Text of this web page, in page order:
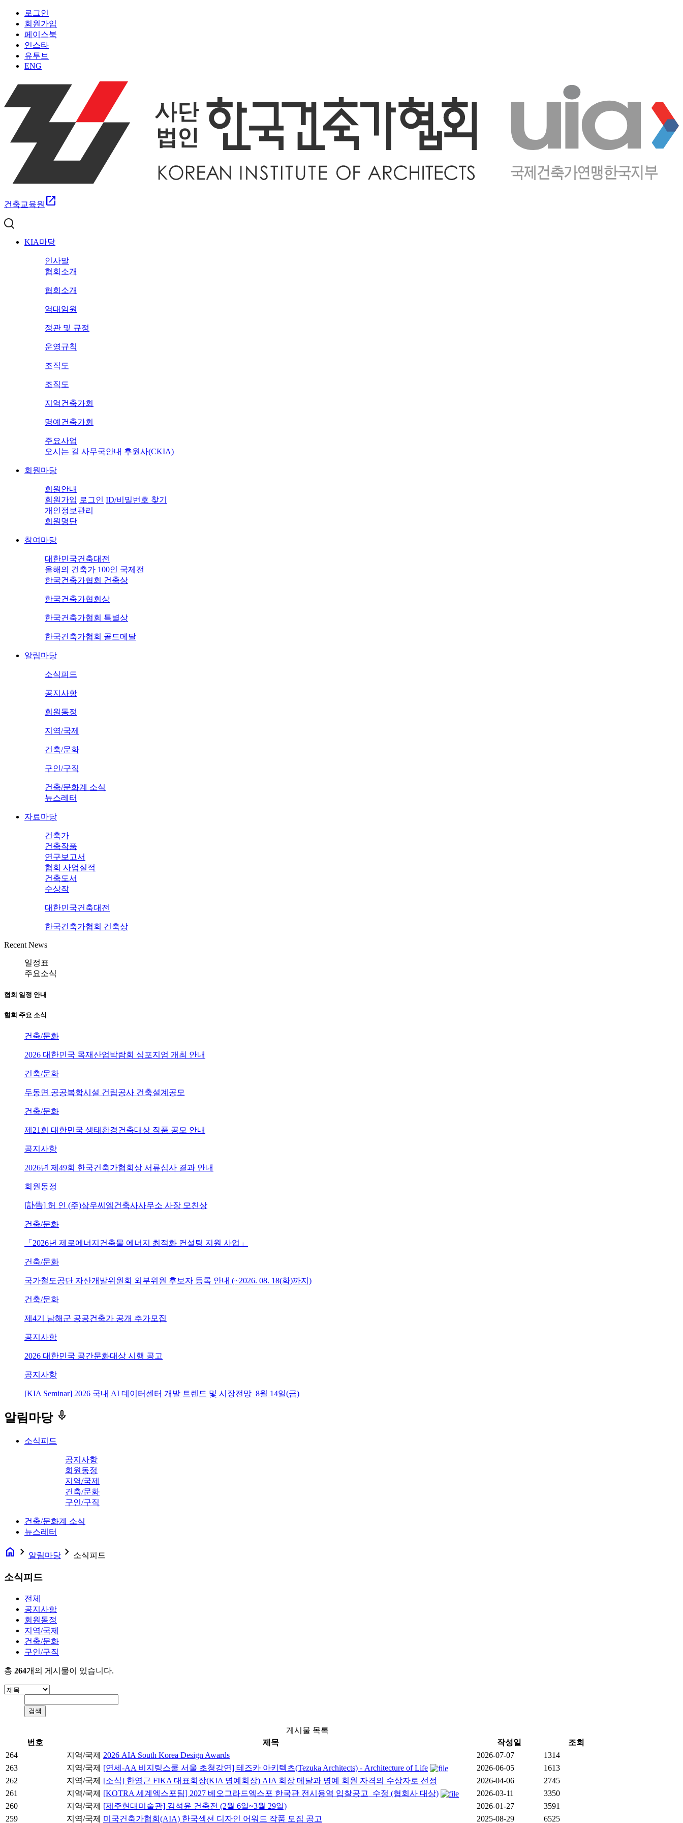
로그인
회원가입
페이스북
인스타
유투브
ENG
건축교육원 open_in_new
KIA마당
인사말
협회소개
협회소개
역대임원
정관 및 규정
운영규칙
조직도
조직도
지역건축가회
명예건축가회
주요사업
오시는 길 사무국안내 후원사(CKIA)
회원마당
회원안내
회원가입 로그인 ID/비밀번호 찾기
개인정보관리
회원명단
참여마당
대한민국건축대전
올해의 건축가 100인 국제전
한국건축가협회 건축상
한국건축가협회상
한국건축가협회 특별상
한국건축가협회 골드메달
알림마당
소식피드
공지사항
회원동정
지역/국제
건축/문화
구인/구직
건축/문화계 소식
뉴스레터
자료마당
건축가
건축작품
연구보고서
협회 사업실적
건축도서
수상작
대한민국건축대전
한국건축가협회 건축상
Recent News
일정표
주요소식
협회 일정 안내
협회 주요 소식
건축/문화
2026 대한민국 목재산업박람회 심포지엄 개최 안내
건축/문화
두동면 공공복합시설 건립공사 건축설계공모
건축/문화
제21회 대한민국 생태환경건축대상 작품 공모 안내
공지사항
2026년 제49회 한국건축가협회상 서류심사 결과 안내
회원동정
[訃告] 허 인 (주)삼우씨엠건축사사무소 사장 모친상
건축/문화
「2026년 제로에너지건축물 에너지 최적화 컨설팅 지원 사업」
건축/문화
국가철도공단 자산개발위원회 외부위원 후보자 등록 안내 (~2026. 08. 18(화)까지)
건축/문화
제4기 남해군 공공건축가 공개 추가모집
공지사항
2026 대한민국 공간문화대상 시행 공고
공지사항
[KIA Seminar] 2026 국내 AI 데이터센터 개발 트렌드 및 시장전망_8월 14일(금)
알림마당 keyboard_voice
소식피드
공지사항
회원동정
지역/국제
건축/문화
구인/구직
건축/문화계 소식
뉴스레터
home navigate_next 알림마당 navigate_next 소식피드
소식피드
전체
공지사항
회원동정
지역/국제
건축/문화
구인/구직
총 264개의 게시물이 있습니다.
게시물 목록
번호
제목 작성일
조회
264
지역/국제 2026 AIA South Korea Design Awards 2026-07-07
1314
263
지역/국제 [연세-AA 비지팅스쿨 서울 초청강연] 테즈카 아키텍츠(Tezuka Architects) - Architecture of Life 2026-06-05
1613
262
지역/국제 [소식] 한영근 FIKA 대표회장(KIA 명예회장) AIA 회장 메달과 명예 회원 자격의 수상자로 선정 2026-04-06
2745
261
지역/국제 [KOTRA 세계엑스포팀] 2027 베오그라드엑스포 한국관 전시용역 입찰공고_수정 (협회사 대상) 2026-03-11
3350
260
지역/국제 [제주현대미술관] 김석윤 건축전 (2월 6일~3월 29일) 2026-01-27
3591
259
지역/국제 미국건축가협회(AIA) 한국섹션 디자인 어워드 작품 모집 공고 2025-08-29 6525